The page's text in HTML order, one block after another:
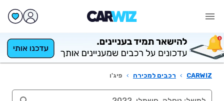
CARWIZ
› רכבים למכירה › פיג'ו